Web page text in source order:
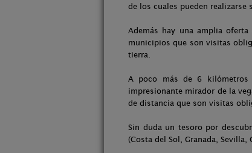
de los cuales pueden realizarse
Además hay una amplia
municipios que son visitas
tierra.
A poco más de 6 kilómetros
impresionante mirador de la
de distancia que son visitas
Sin duda un tesoro por
(Costa del Sol, Granada, Sevilla,